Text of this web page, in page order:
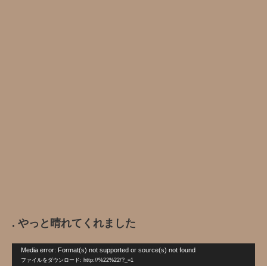
. やっと晴れてくれました️
Media error: Format(s) not supported or source(s) not found
ファイルをダウンロード: http://%22%22/?_=1